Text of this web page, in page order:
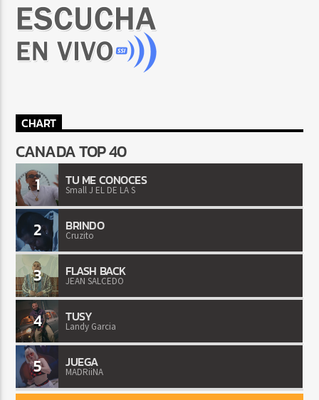
CHART
CANADA TOP 40
1 TU ME CONOCES
Small J EL DE LA S
2 BRINDO
Cruzito
3 FLASH BACK
JEAN SALCEDO
4 TUSY
Landy Garcia
5 JUEGA
MADRiiNA